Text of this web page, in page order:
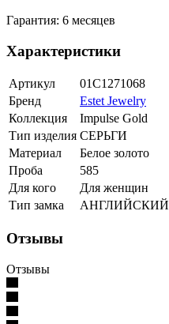
Гарантия: 6 месяцев
Характеристики
Артикул
01С1271068
Бренд
Estet Jewelry
Коллекция
Impulse Gold
Тип изделия СЕРЬГИ
Материал
Белое золото
Проба
585
Для кого
Для женщин
Тип замка
АНГЛИЙСКИЙ
Отзывы
Отзывы